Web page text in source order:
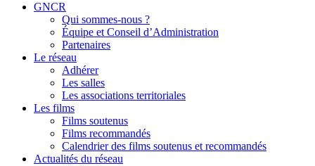
GNCR
Qui sommes-nous ?
Équipe et Conseil d’Administration
Partenaires
Le réseau
Adhérer
Les salles
Les associations territoriales
Les films
Films soutenus
Films recommandés
Calendrier des films soutenus et recommandés
Actualités du réseau